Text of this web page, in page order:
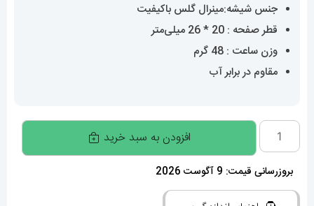
جنس شیشه:مینرال گلس باکیفیت
قطر صفحه : 20 * 26 میلی‌متر
وزن ساعت : 48 گرم
مقاوم در برابر آب
ساعت
دنیل
ولینگتون
زنانه
افزودن به سبد خرید
بروزرسانی قیمت: 9 آگوست 2026